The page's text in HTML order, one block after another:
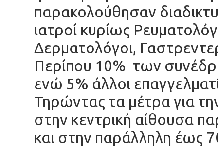
παρακολούθησαν
ιατροί κυρίως
Δερματολόγοι,
Περίπου 10% των
ενώ 5% άλλοι
Τηρώντας τα μέτρα για
στην κεντρική αίθουσα
και στην παράλληλη έως